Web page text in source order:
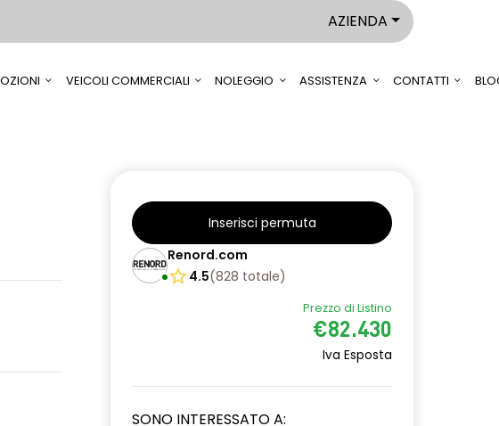
AZIENDA
VEICOLI COMMERCIALI NOLEGGIO ASSISTENZA CONTATTI
Inserisci permuta
Renord.com
4.5(828 totale)
Prezzo di Listino
€82.430
Iva Esposta
SONO INTERESSATO A: